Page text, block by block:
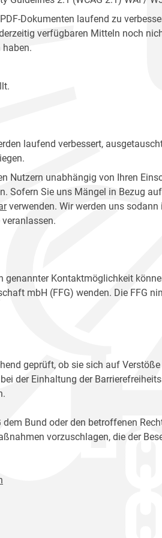
Dokumenten laufend zu
verfügbaren Mitteln noch
haben.
laufend verbessert,
Nutzern unabhängig von Ihren
Sofern Sie uns Mängel in Bezug
verwenden. Wir werden uns
Kontaktmöglichkeit
mbH (FFG) wenden. Die FFG
geprüft, ob sie sich auf
der Einhaltung der
Bund oder den betroffenen
vorzuschlagen, die der